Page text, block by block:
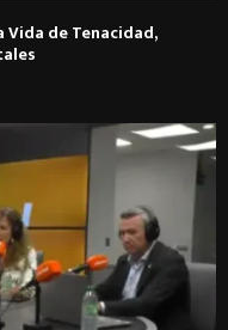
Vida de Tenacidad,